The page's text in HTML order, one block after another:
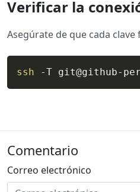
Verificar la
Asegúrate de que cada
ssh -T git@github-
Comentario
Correo electrónico